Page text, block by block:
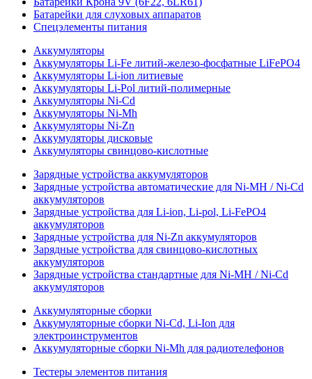
Батарейки для слуховых аппаратов
Спецэлементы питания
Аккумуляторы
Аккумуляторы Li-Fe литий-железо-фосфатные LiFePO4
Аккумуляторы Li-ion литиевые
Аккумуляторы Li-Pol литий-полимерные
Аккумуляторы Ni-Cd
Аккумуляторы Ni-Mh
Аккумуляторы Ni-Zn
Аккумуляторы дисковые
Аккумуляторы свинцово-кислотные
Зарядные устройства аккумуляторов
Зарядные устройства автоматические для Ni-MH / Ni-Cd
аккумуляторов
Зарядные устройства для Li-ion, Li-pol, Li-FePO4
аккумуляторов
Зарядные устройства для Ni-Zn аккумуляторов
Зарядные устройства для свинцово-кислотных
аккумуляторов
Зарядные устройства стандартные для Ni-MH / Ni-Cd
аккумуляторов
Аккумуляторные сборки
Аккумуляторные сборки Ni-Cd, Li-Ion для
электроинструментов
Аккумуляторные сборки Ni-Mh для радиотелефонов
Тестеры элементов питания